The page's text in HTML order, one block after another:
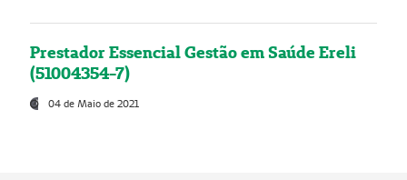
Prestador Essencial Gestão em Saúde Ereli
(51004354-7)
04 de Maio de 2021